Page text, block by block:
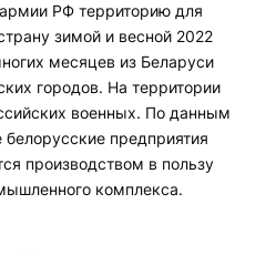
РФ территорию для
зимой и весной 2022
месяцев из Беларуси
городов. На территории
военных. По данным
предприятия
производством в пользу
комплекса.